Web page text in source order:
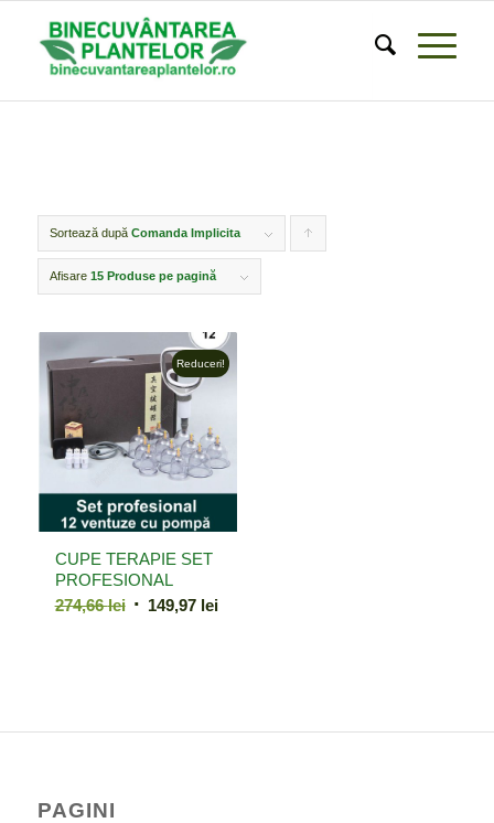
Sortează după Comanda Implicita
Afisare 15 Produse pe pagină
CUPE TERAPIE SET
PROFESIONAL
274,66lei Prețul
149,97 leiPrețul
Reduceri!
PAGINI